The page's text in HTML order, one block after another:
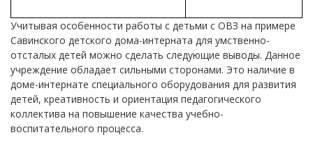
Учитывая особенности работы с детьми с ОВЗ на примере
Савинского детского дома-интерната для умственно-
отсталых детей можно сделать следующие выводы. Данное
учреждение обладает сильными сторонами. Это наличие в
доме-интернате специального оборудования для развития
детей, креативность и ориентация педагогического
коллектива на повышение качества учебно-
воспитательного процесса.